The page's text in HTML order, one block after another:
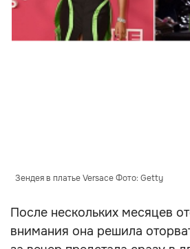
Зендея в платье Versace Фото: Getty
После нескольких месяцев
внимания она решила